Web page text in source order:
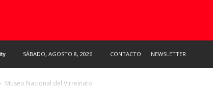
SÁBADO, AGOSTO 8, 2026 CONTACTO NEWSLETTER
Museo Nacional del Virreinato